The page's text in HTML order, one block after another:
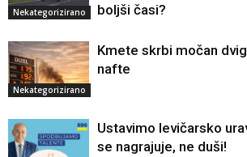
Nekategorizirano
boljši časi?
Nekategorizirano
Kmete skrbi močan
nafte
Ustavimo levičarsko
se nagrajuje, ne duši!